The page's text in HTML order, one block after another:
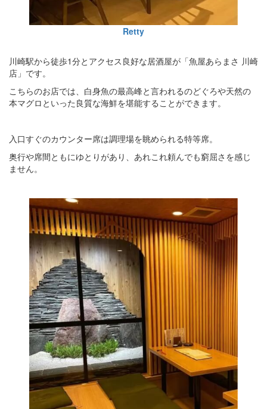
Retty
川崎駅から徒歩1分とアクセス良好な居酒屋が「魚屋あらまさ 川崎
店」です。
こちらのお店では、白身魚の最高峰と言われるのどぐろや天然の
本マグロといった良質な海鮮を堪能することができます。
入口すぐのカウンター席は調理場を眺められる特等席。
奥行や席間ともにゆとりがあり、あれこれ頼んでも窮屈さを感じ
ません。